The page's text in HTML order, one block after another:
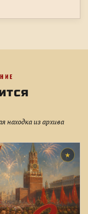
находка из архива
★